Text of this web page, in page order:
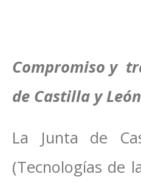
Compromiso y
de Castilla y León
La Junta de
(Tecnologías de